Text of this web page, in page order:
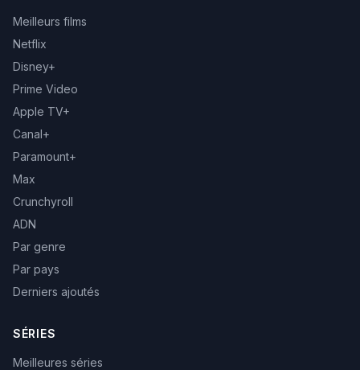
Meilleurs films
Netflix
Disney+
Prime Video
Apple TV+
Canal+
Paramount+
Max
Crunchyroll
ADN
Par genre
Par pays
Derniers ajoutés
SÉRIES
Meilleures séries